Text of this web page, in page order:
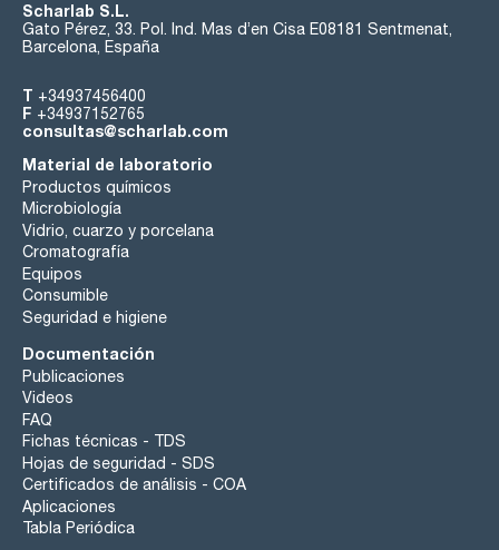
Scharlab S.L.
Gato Pérez, 33. Pol. Ind. Mas d’en Cisa E08181 Sentmenat,
Barcelona, España
T +34937456400
F +34937152765
consultas@scharlab.com
Material de laboratorio
Productos químicos
Microbiología
Vidrio, cuarzo y porcelana
Cromatografía
Equipos
Consumible
Seguridad e higiene
Documentación
Publicaciones
Videos
FAQ
Fichas técnicas - TDS
Hojas de seguridad - SDS
Certificados de análisis - COA
Aplicaciones
Tabla Periódica